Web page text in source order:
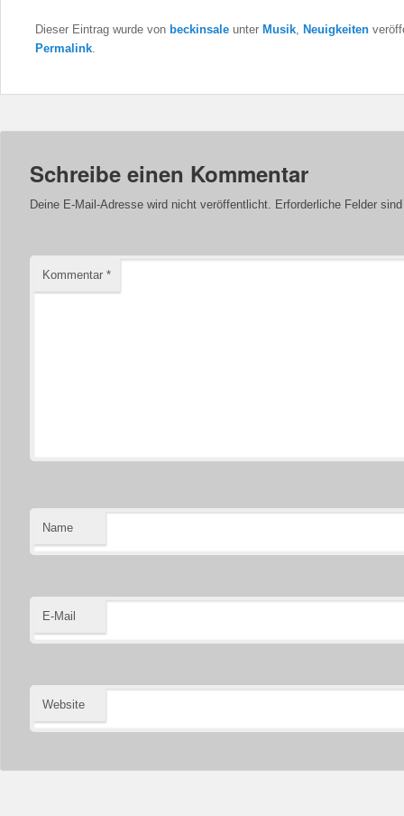
Dieser Eintrag wurde von beckinsale unter Musik Neuigkeiten
Permalink
Schreibe einen Kommentar
Deine E-Mail-Adresse wird nicht veröffentlicht. Erforderliche Felder
Kommentar *
Name
E-Mail
Website